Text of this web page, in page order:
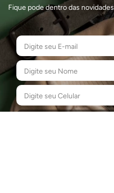
Fique pode dentro das